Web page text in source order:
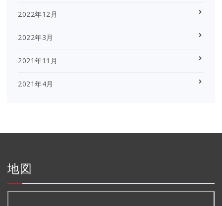
2022年12月
2022年3月
2021年11月
2021年4月
地図